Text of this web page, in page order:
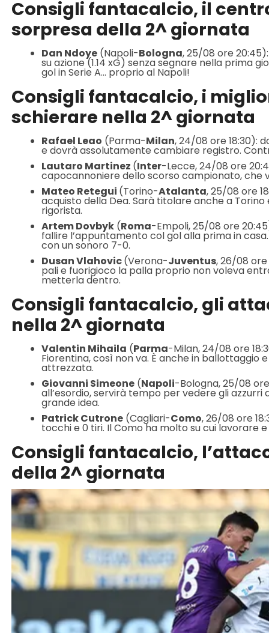
Consigli fantacalcio, il
sorpresa della 2^ giornata
Dan Ndoye(Napoli-Bologna, 25/08 ore
su azione (1.14 xG) senza segnare nella prima
gol in Serie A… proprio al Napoli!
Consigli fantacalcio, i
schierare nella 2^ giornata
Rafael Leao (Parma-Milan, 24/08 ore 18:30):
e dovrà assolutamente cambiare registro.
Lautaro Martinez (Inter-Lecce, 24/08 ore
capocannoniere dello scorso campionato, che
Mateo Retegui (Torino-Atalanta, 25/08 ore
acquisto della Dea. Sarà titolare anche a
rigorista.
Artem Dovbyk(Roma-Empoli, 25/08 ore
fallire l’appuntamento col gol alla prima in
con un sonoro 7-0.
Dusan Vlahovic(Verona-Juventus, 26/08
pali e fuorigioco la palla proprio non voleva
metterla dentro.
Consigli fantacalcio, gli
nella 2^ giornata
Valentin Mihaila (Parma-Milan, 24/08 ore
Fiorentina, così non va. È anche in
attrezzata.
Giovanni Simeone(Napoli-Bologna, 25/08
all’esordio, servirà tempo per vedere gli
grande idea.
Patrick Cutrone(Cagliari-Como, 26/08 ore
tocchi e 0 tiri. Il Como ha molto su cui lavorare
Consigli fantacalcio,
della 2^ giornata